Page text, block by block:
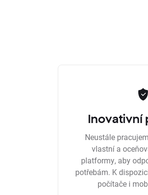
Inovativní
Neustále
vlastní a
platformy, aby
potřebám. K
počítače i